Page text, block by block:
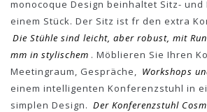
monocoque Design beinhaltet Sitz- und
einem Stück. Der Sitz ist fr den extra
Die Stühle sind leicht, aber robust, mit
mm in stylischem . Möblieren Sie Ihren
Meetingraum, Gespräche, Workshops
einem intelligenten Konferenzstuhl in
simplen Design. Der Konferenzstuhl